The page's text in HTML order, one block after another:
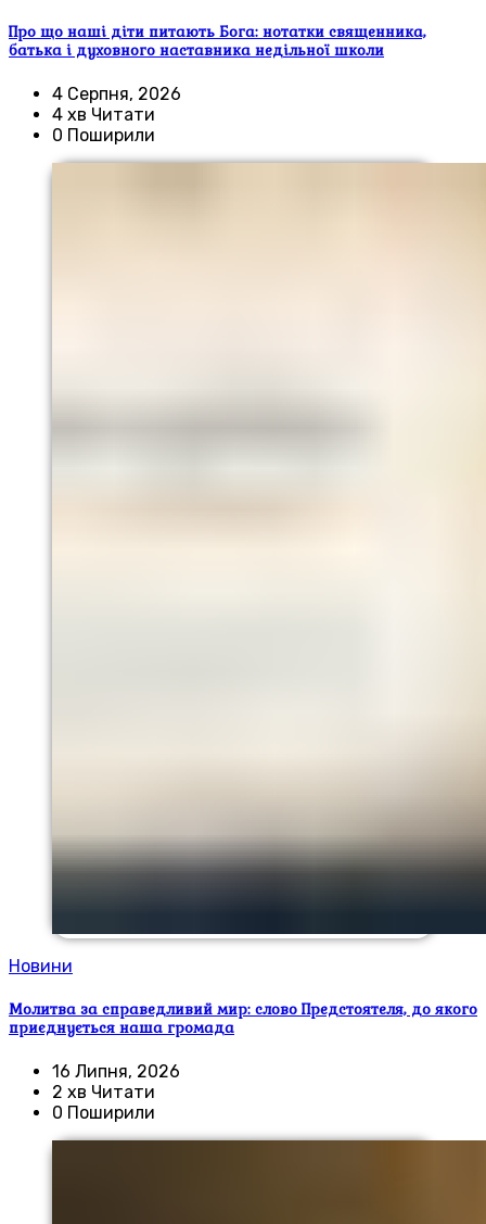
Про що наші діти питають Бога: нотатки священника,
батька і духовного наставника недільної школи
4 Серпня, 2026
4 хв Читати
0 Поширили
Новини
Молитва за справедливий мир: слово Предстоятеля, до якого
приєднується наша громада
16 Липня, 2026
2 хв Читати
0 Поширили